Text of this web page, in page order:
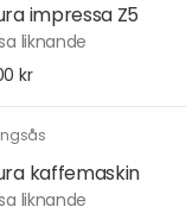
impressa Z5
liknande
kr
kaffemaskin
liknande